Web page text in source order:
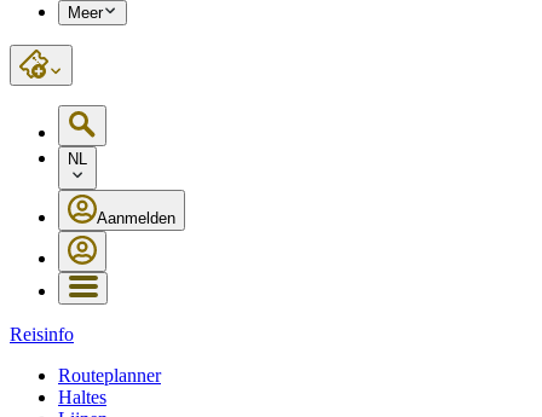
Meer
NL
Aanmelden
Reisinfo
Routeplanner
Haltes